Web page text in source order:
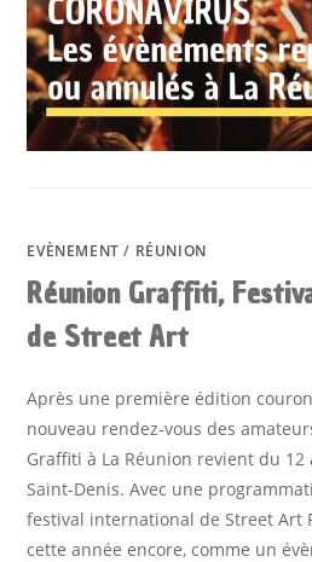
EVÈNEMENT / RÉUNION
Réunion Graffiti,
de Street Art
Après une première édition
nouveau rendez-vous des
Graffiti à La Réunion revient du 12
Saint-Denis. Avec une
festival international de Street Art
cette année encore, comme un